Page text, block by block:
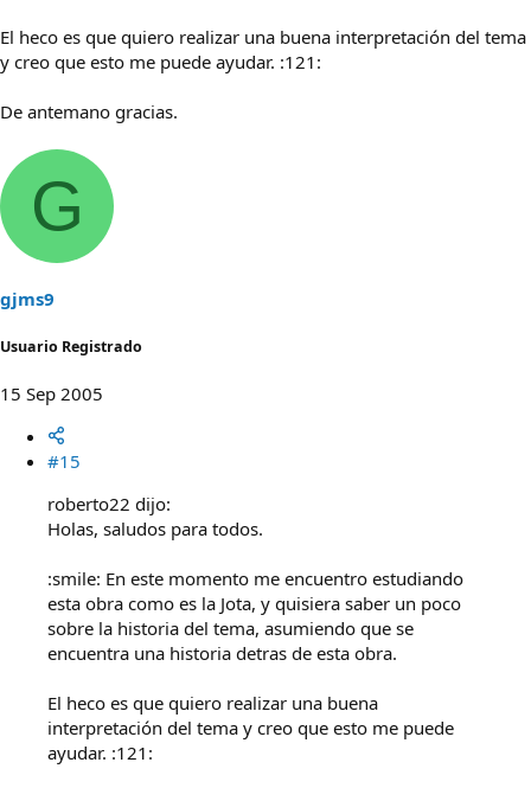
El heco es que quiero realizar una buena interpretación del tema
y creo que esto me puede ayudar. :121:
De antemano gracias.
G
gjms9
Usuario Registrado
15 Sep 2005
#15
roberto22 dijo:
Holas, saludos para todos.
:smile: En este momento me encuentro estudiando
esta obra como es la Jota, y quisiera saber un poco
sobre la historia del tema, asumiendo que se
encuentra una historia detras de esta obra.
El heco es que quiero realizar una buena
interpretación del tema y creo que esto me puede
ayudar. :121: